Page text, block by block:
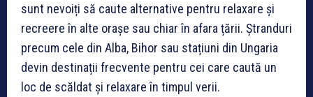
sunt nevoiți să caute alternative pentru relaxare și
recreere în alte orașe sau chiar în afara țării. Ștranduri
precum cele din Alba, Bihor sau stațiuni din Ungaria
devin destinații frecvente pentru cei care caută un
loc de scăldat și relaxare în timpul verii.